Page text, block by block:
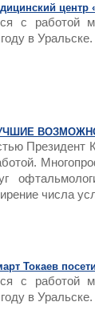
с работой
в Уральске.
ЛУЧШИЕ
Президент
числа
Токаев
с работой
в Уральске.